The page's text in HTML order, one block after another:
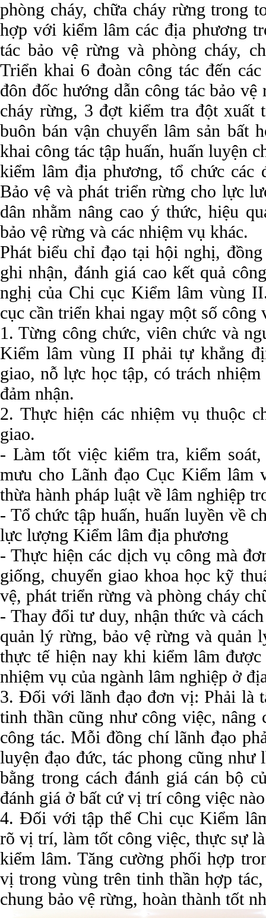
phòng cháy, chữa cháy rừng trong
hợp với kiểm lâm các địa phương
tác bảo vệ rừng và phòng cháy,
Triển khai 6 đoàn công tác đến
đôn đốc hướng dẫn công tác bảo
cháy rừng, 3 đợt kiểm tra đột xuất
buôn bán vận chuyển lâm sản bất
khai công tác tập huấn, huấn luyện
kiểm lâm địa phương, tổ chức các
Bảo vệ và phát triển rừng cho lực
dân nhằm nâng cao ý thức, hiệu
bảo vệ rừng và các nhiệm vụ khác.
Phát biểu chỉ đạo tại hội nghị,
ghi nhận, đánh giá cao kết quả
nghị của Chi cục Kiểm lâm vùng
cục cần triển khai ngay một số công
1. Từng công chức, viên chức và
Kiểm lâm vùng II phải tự khẳng
giao, nỗ lực học tập, có trách
đảm nhận.
2. Thực hiện các nhiệm vụ thuộc
giao.
- Làm tốt việc kiểm tra, kiểm
mưu cho Lãnh đạo Cục Kiểm lâm
thừa hành pháp luật về lâm nghiệp
- Tổ chức tập huấn, huấn luyền về
lực lượng Kiểm lâm địa phương
- Thực hiện các dịch vụ công mà
giống, chuyển giao khoa học kỹ
vệ, phát triển rừng và phòng cháy
- Thay đổi tư duy, nhận thức và
quản lý rừng, bảo vệ rừng và quản
thực tế hiện nay khi kiểm lâm
nhiệm vụ của ngành lâm nghiệp ở
3. Đối với lãnh đạo đơn vị: Phải là
tinh thần cũng như công việc,
công tác. Mỗi đồng chí lãnh đạo
luyện đạo đức, tác phong cũng
bằng trong cách đánh giá cán bộ
đánh giá ở bất cứ vị trí công việc
4. Đối với tập thể Chi cục Kiểm
rõ vị trí, làm tốt công việc, thực sự
kiểm lâm. Tăng cường phối hợp
vị trong vùng trên tinh thần hợp
chung bảo vệ rừng, hoàn thành tốt